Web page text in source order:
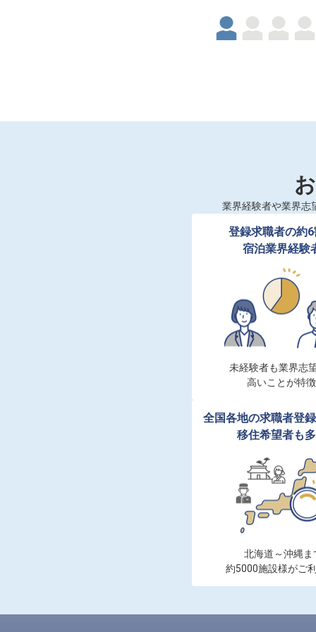
業界経験者や業界志
登録求職者の約
宿泊業界経験
未経験者も業界志
高いことが特徴
全国各地の求職者登
移住希望者も
北海道～沖縄ま
約5000施設様がご